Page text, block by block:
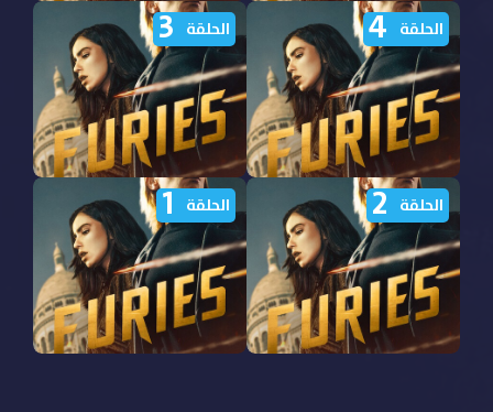
مشاهدة مسلسل Furies
الموسم الثاني الحلقة 6
مترجمة
مشاهدة مسلسل Furies
الموسم الثاني الحلقة 5
مترجمة
مشاهدة مسلسل Furies
الموسم الثاني الحلقة 4
مترجمة
الحلقة 4
مشاهدة مسلسل Furies
الموسم الثاني الحلقة 3
مترجمة
الحلقة 3
الحلقة 2 الحلقة 1